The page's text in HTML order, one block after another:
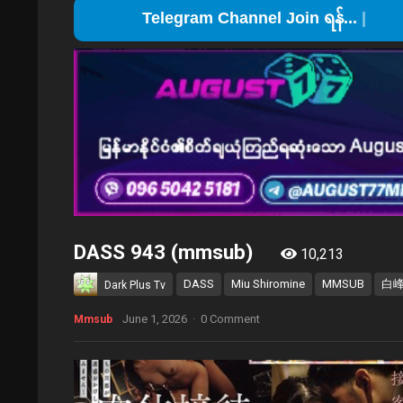
Telegram Ch
DASS 943 (mmsub) 10,213
Dark Plus Tv DASS Miu Shiromine MMSUB 白
Mmsub June 1, 2026 · 0 Comment